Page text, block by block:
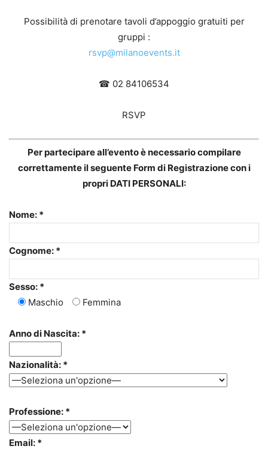
Possibilità di prenotare tavoli d’appoggio gratuiti per
gruppi :
rsvp@milanoevents.it
☎ 02 84106534
RSVP
Per partecipare all’evento è necessario compilare
correttamente il seguente Form di Registrazione con i
propri DATI PERSONALI:
Nome: *
Cognome: *
Sesso: *
Maschio
Femmina
Anno di Nascita: *
Nazionalità: *
Professione: *
Email: *